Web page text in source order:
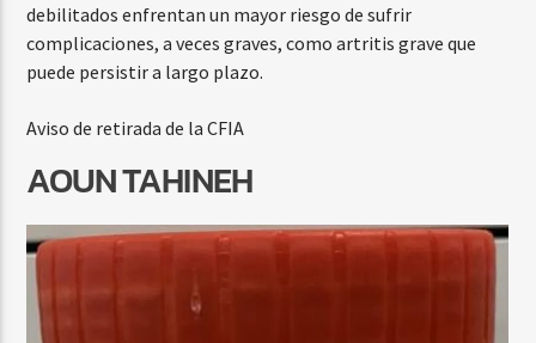
debilitados enfrentan un mayor riesgo de sufrir
complicaciones, a veces graves, como artritis grave que
puede persistir a largo plazo.
Aviso de retirada de la CFIA
AOUN TAHINEH